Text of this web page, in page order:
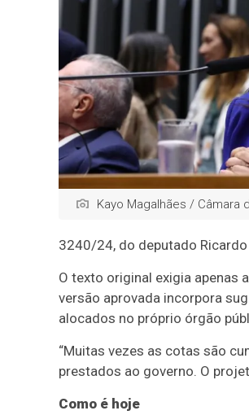
Kayo Magalhães / Câmara
3240/24, do deputado
O texto original exigia apenas
versão aprovada incorpora
alocados no próprio órgão
“Muitas vezes as cotas são
prestados ao governo. O
Como é hoje